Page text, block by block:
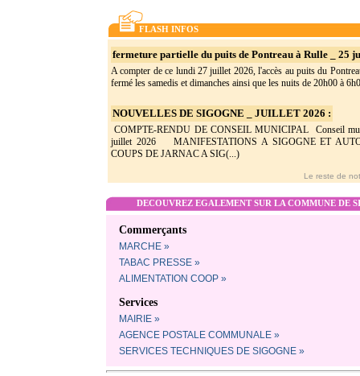
FLASH INFOS
fermeture partielle du puits de Pontreau à Rulle _ 25
A compter de ce lundi 27 juillet 2026, l'accès au puits du
fermé les samedis et dimanches ainsi que les nuits de 20h00 à
NOUVELLES DE SIGOGNE _ JUILLET 2026 :
COMPTE-RENDU DE CONSEIL MUNICIPAL Conseil
juillet 2026 MANIFESTATIONS A SIGOGNE ET
COUPS DE JARNAC A SIG(...)
Le reste de
DECOUVREZ EGALEMENT SUR LA COMMUNE DE
Commerçants
MARCHE »
TABAC PRESSE »
ALIMENTATION COOP »
Services
MAIRIE »
AGENCE POSTALE COMMUNALE »
SERVICES TECHNIQUES DE SIGOGNE »